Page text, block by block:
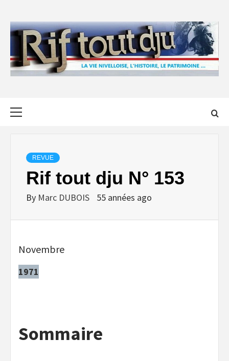
content
REVUE
Rif tout dju N° 153
By Marc DUBOIS 55 années ago
Novembre
1971
Sommaire